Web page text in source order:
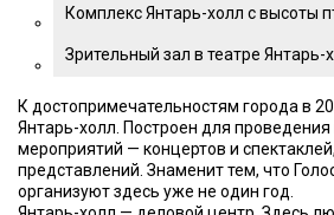
Комплекс Янтарь-холл с высоты
Зрительный зал в театре Янтарь-
К достопримечательностям города в
Янтарь-холл. Построен для
мероприятий — концертов и
представлений. Знаменит тем, что
организуют здесь уже не один год.